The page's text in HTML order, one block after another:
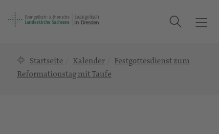
T
Suche
Startseite Kalender
Festgottesdienst zum
Reformationstag mit Taufe